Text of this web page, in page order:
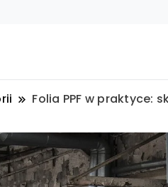
Folia PPF w praktyce: